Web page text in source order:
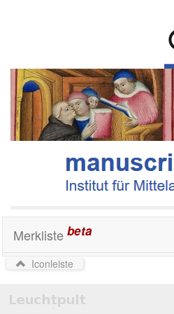
Merkliste beta
Iconleiste